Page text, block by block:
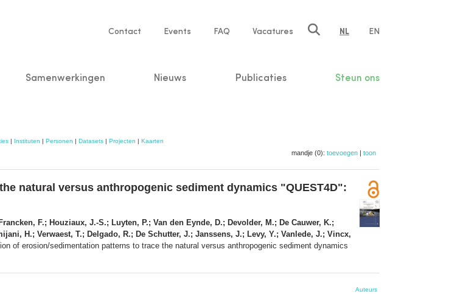
Service
Contact Events FAQ Vacatures NL EN
Samenwerkingen Nieuws Publicaties Steun ons
| Instituten | Personen | Datasets| Projecten | Kaarten
mandje (0): toevoegen | toon
natural versus anthropogenic sediment dynamics "QUEST4D":
F.; Houziaux, J.-S.; Luyten, P.; Van den Eynde, D.; Devolder, M.; De Cauwer, K.;
H.; Verwaest, T.; Delgado, R.; De Schutter, J.; Janssens, J.; Levy, Y.; Vanlede, J.; Vincx,
of erosion/sedimentation patterns to trace the natural versus anthropogenic sediment dynamics
Auteurs